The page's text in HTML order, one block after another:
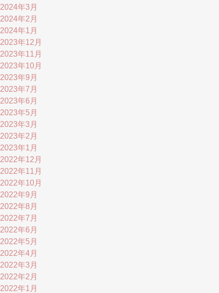
2024年3月
2024年2月
2024年1月
2023年12月
2023年11月
2023年10月
2023年9月
2023年7月
2023年6月
2023年5月
2023年3月
2023年2月
2023年1月
2022年12月
2022年11月
2022年10月
2022年9月
2022年8月
2022年7月
2022年6月
2022年5月
2022年4月
2022年3月
2022年2月
2022年1月